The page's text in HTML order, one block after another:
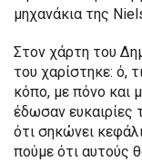
μηχανάκια της
Στον χάρτη του
του χαρίστηκε: ό,
κόπο, με πόνο και
έδωσαν ευκαιρίες
ότι σηκώνει
πούμε ότι αυτούς